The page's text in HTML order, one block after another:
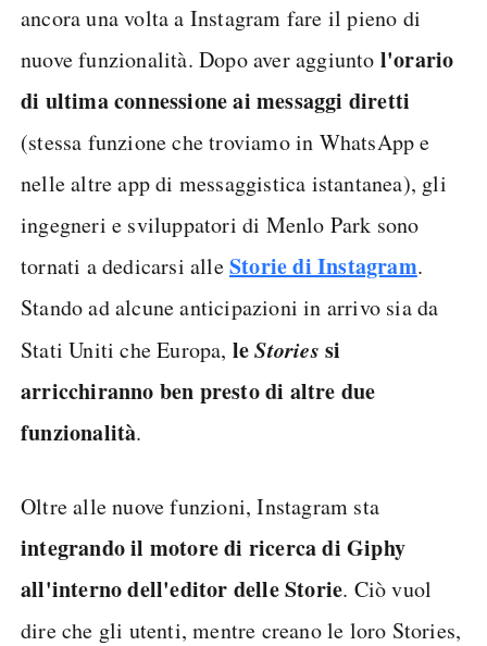
ancora una volta a Instagram fare il pieno di
nuove funzionalità. Dopo aver aggiunto l'orario
di ultima connessione ai messaggi diretti
(stessa funzione che troviamo in WhatsApp e
nelle altre app di messaggistica istantanea), gli
ingegneri e sviluppatori di Menlo Park sono
tornati a dedicarsi alleStorie di Instagram.
Stando ad alcune anticipazioni in arrivo sia da
Stati Uniti che Europa, leStories si
arricchiranno ben presto di altre due
funzionalità.
Oltre alle nuove funzioni, Instagram sta
integrando il motore di ricerca di Giphy
all'interno dell'editor delle Storie. Ciò vuol
dire che gli utenti, mentre creano le loro Stories,